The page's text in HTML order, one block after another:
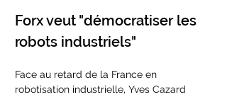
Forx veut "démocratiser les
robots industriels"
Face au retard de la France en
robotisation industrielle, Yves Cazard